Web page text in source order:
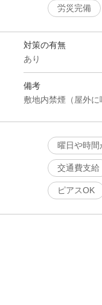
労災完備
対策の有無
あり
備考
敷地内禁煙（屋外
曜日や時間
交通費支給
ピアスOK